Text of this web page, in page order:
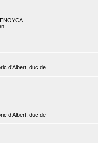
d’Albert, duc de
d’Albert, duc de